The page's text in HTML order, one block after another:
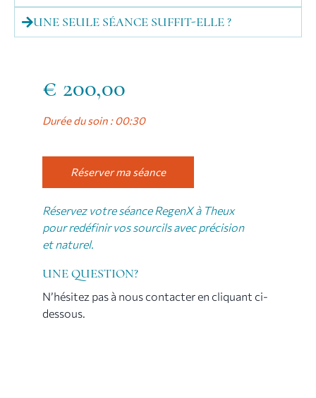
UNE SEULE SÉANCE SUFFIT-ELLE ?
€ 200,00
Durée du soin : 00:30
Réserver ma séance
Réservez votre séance RegenX à Theux
pour redéfinir vos sourcils avec précision
et naturel.
UNE QUESTION?
N’hésitez pas à nous contacter en cliquant ci-
dessous.